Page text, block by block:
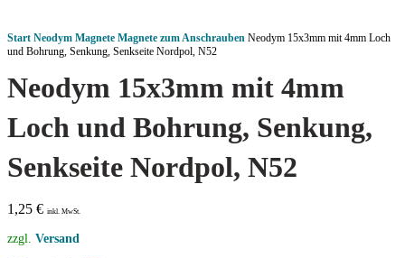
Start Neodym Magnete Magnete zum Anschrauben Neodym 15x3mm mit 4mm Loch
und Bohrung, Senkung, Senkseite Nordpol, N52
Neodym 15x3mm mit 4mm
Loch und Bohrung, Senkung,
Senkseite Nordpol, N52
1,25 € inkl. MwSt.
zzgl. Versand